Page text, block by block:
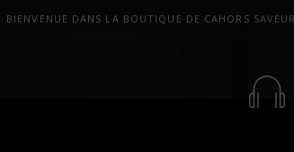
BIENVENUE DANS LA BOUTIQUE DE CAHORS